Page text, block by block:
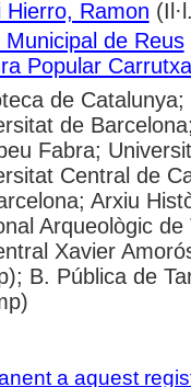
Hierro, Ramon
Municipal de Reus
Popular Carrutxa
de
de
Fabra;
Central de
Arxiu
Arqueològic
Xavier
B. Pública de
a aquest